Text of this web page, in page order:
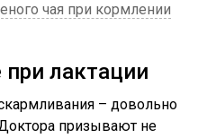
чая при кормлении
при лактации
– довольно
призывают не